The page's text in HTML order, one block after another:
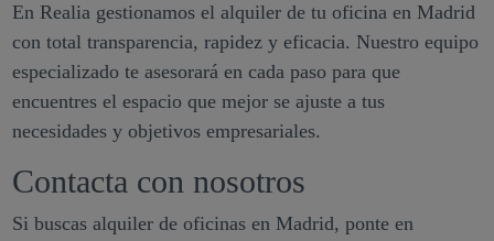
En Realia gestionamos el alquiler de tu oficina en Madrid
con total transparencia, rapidez y eficacia. Nuestro equipo
especializado te asesorará en cada paso para que
encuentres el espacio que mejor se ajuste a tus
necesidades y objetivos empresariales.
Contacta con nosotros
Si buscas alquiler de oficinas en Madrid, ponte en